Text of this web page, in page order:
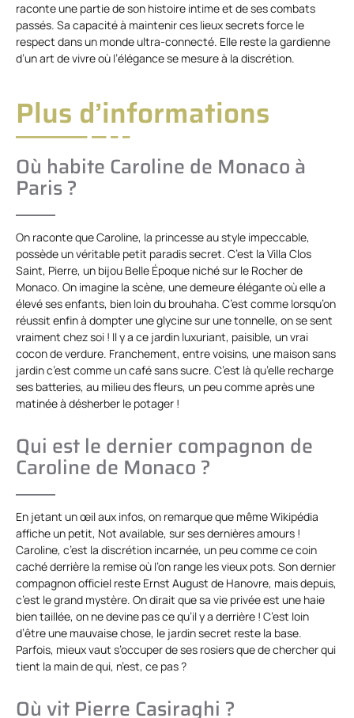
raconte une partie de son histoire intime et de ses combats
passés. Sa capacité à maintenir ces lieux secrets force le
respect dans un monde ultra-connecté. Elle reste la gardienne
d’un art de vivre où l’élégance se mesure à la discrétion.
Plus d’informations
Où habite Caroline de Monaco à
Paris ?
On raconte que Caroline, la princesse au style impeccable,
possède un véritable petit paradis secret. C’est la Villa Clos
Saint, Pierre, un bijou Belle Époque niché sur le Rocher de
Monaco. On imagine la scène, une demeure élégante où elle a
élevé ses enfants, bien loin du brouhaha. C’est comme lorsqu’on
réussit enfin à dompter une glycine sur une tonnelle, on se sent
vraiment chez soi ! Il y a ce jardin luxuriant, paisible, un vrai
cocon de verdure. Franchement, entre voisins, une maison sans
jardin c’est comme un café sans sucre. C’est là qu’elle recharge
ses batteries, au milieu des fleurs, un peu comme après une
matinée à désherber le potager !
Qui est le dernier compagnon de
Caroline de Monaco ?
En jetant un œil aux infos, on remarque que même Wikipédia
affiche un petit, Not available, sur ses dernières amours !
Caroline, c’est la discrétion incarnée, un peu comme ce coin
caché derrière la remise où l’on range les vieux pots. Son dernier
compagnon officiel reste Ernst August de Hanovre, mais depuis,
c’est le grand mystère. On dirait que sa vie privée est une haie
bien taillée, on ne devine pas ce qu’il y a derrière ! C’est loin
d’être une mauvaise chose, le jardin secret reste la base.
Parfois, mieux vaut s’occuper de ses rosiers que de chercher qui
tient la main de qui, n’est, ce pas ?
Où vit Pierre Casiraghi ?